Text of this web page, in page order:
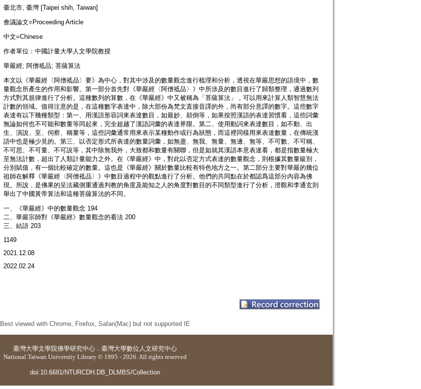
臺北市, 臺灣 [Taipei shih, Taiwan]
會議論文=Proceeding Article
中文=Chinese
作者單位：中國計量大學人文學院教授
華嚴經; 阿僧祗品; 菩薩算法
本文以《華嚴經〈阿僧祗品〉要》為中心，對其中涉及的數量觀念進行梳理和分析，透視在華嚴思想的語境中，數
量觀念所產生的作用和影響。第一部分首先對《華嚴經〈阿僧祗品〉》中所涉及的數目進行了歸類整理，通過數列
方式對其規律進行了分析。這種數列的算數，在《華嚴經》中又被稱為「菩薩算法」，可以用來計算人類智慧無法
計數的領域。值得注意的是，在這種數字表達中，除大部份為梵文直接音譯的外，尚有部分意譯的數字。這些數字
表達有以下幾種類型：第一、用漢語形容詞來表達數目，如最妙、顛倒等，如果按照漢語的表達習慣看，這些詞彙
無論如何也不可能和數量等同起來，完全超越了漢語詞彙的表達界限。第二、使用動詞來表達數目，如不動、出
生、演說、至、伺察、稱量等，這些詞彙通常用來表示某種動作或行為狀態，而這裡同樣用來表達數量，在傳統漢
語中也是極少見的。第三、以否定形式所表達的數量詞彙，如無盡、無我、無量、無邊、無等、不可數、不可稱、
不可思、不可量、不可說等，其中除無我外，大致都和數量有關聯，但是如就其漢語本意表達看，都是指數量極大
至無法計數，超出了人類計量能力之外。在《華嚴經》中，對此以否定方式表達的數量觀念，則根據其數量級別，
分別賦值，有一個比較確定的數量。這也是《華嚴經》關於數量比較有特色地方之一。第二部分主要對華嚴的幾位
祖師在解釋《華嚴經〈阿僧祗品〉》中數目過程中的觀點進行了分析。他們的共同點在於都認爲這部分內容為佛
現。所說，是佛果的呈法藏側重通過判教的角度及能知之人的角度對數目的不同類型進行了分析，澄觀和李通玄則
舉出了中國黃帝算法和這種菩薩算法的不同。
一、《華嚴經》中的數量觀念 194
二、華嚴宗師對《華嚴經》數量觀念的看法 200
三、結語 203
1149
2021.12.08
2022.02.24
Best viewed with Chrome, Firefox, Safari(Mac) but not supported IE
臺灣大學文學院佛學研究中心 ． 臺灣大學數位人文研究中心
National Taiwan University Library © 1995 - 2026. All rights reserved
doi:10.6681/NTURCDH.DB_DLMBS/Collection